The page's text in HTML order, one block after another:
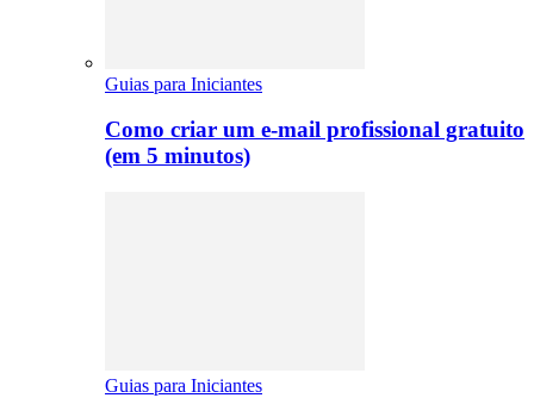
Guias para Iniciantes
Como criar um e-mail profissional gratuito
(em 5 minutos)
Guias para Iniciantes